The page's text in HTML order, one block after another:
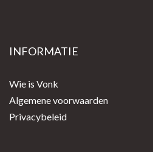
INFORMATIE
Wie is Vonk
Algemene voorwaarden
Privacybeleid